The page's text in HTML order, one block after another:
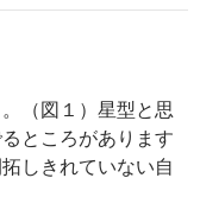
（図１）星型と思
ところがあります
しきれていない自